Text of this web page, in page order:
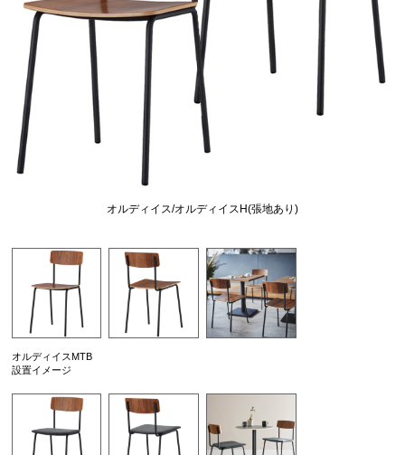
オルディイス/オルディイスH(張地あり)
オルディイスMTB
設置イメージ